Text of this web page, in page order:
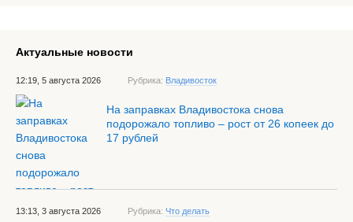
Актуальные новости
12:19, 5 августа 2026 Рубрика: Владивосток
На заправках Владивостока снова
подорожало топливо – рост от 26 копеек до
17 рублей
13:13, 3 августа 2026 Рубрика: Что делать